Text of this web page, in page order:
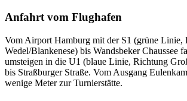
Anfahrt vom Flughafen
Vom Airport Hamburg mit der S1 (grüne Linie,
Wedel/Blankenese) bis Wandsbeker Chaussee
umsteigen in die U1 (blaue Linie, Richtung
bis Straßburger Straße. Vom Ausgang
wenige Meter zur Turnierstätte.